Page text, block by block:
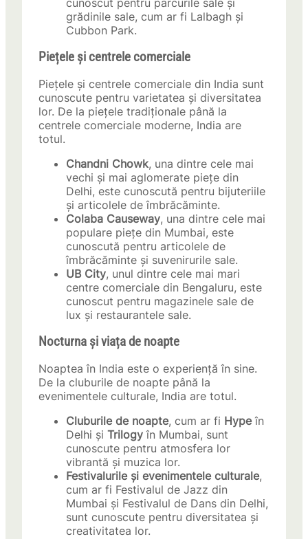
cunoscut pentru parcurile sale și
grădinile sale, cum ar fi Lalbagh și
Cubbon Park.
Piețele și centrele comerciale
Piețele și centrele comerciale din India sunt
cunoscute pentru varietatea și diversitatea
lor. De la piețele tradiționale până la
centrele comerciale moderne, India are
totul.
Chandni Chowk, una dintre cele mai
vechi și mai aglomerate piețe din
Delhi, este cunoscută pentru bijuteriile
și articolele de îmbrăcăminte.
Colaba Causeway, una dintre cele mai
populare piețe din Mumbai, este
cunoscută pentru articolele de
îmbrăcăminte și suvenirurile sale.
UB City, unul dintre cele mai mari
centre comerciale din Bengaluru, este
cunoscut pentru magazinele sale de
lux și restaurantele sale.
Nocturna și viața de noapte
Noaptea în India este o experiență în sine.
De la cluburile de noapte până la
evenimentele culturale, India are totul.
Cluburile de noapte, cum ar fi Hypeîn
Delhi și Trilogy în Mumbai, sunt
cunoscute pentru atmosfera lor
vibrantă și muzica lor.
Festivalurile și evenimentele culturale,
cum ar fi Festivalul de Jazz din
Mumbai și Festivalul de Dans din Delhi,
sunt cunoscute pentru diversitatea și
creativitatea lor.